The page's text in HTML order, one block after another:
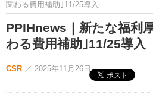
関わる費用補助｣11/25導入
PPIHnews｜新たな福利
わる費用補助｣11/25導入
CSR ／ 2025年11月26日